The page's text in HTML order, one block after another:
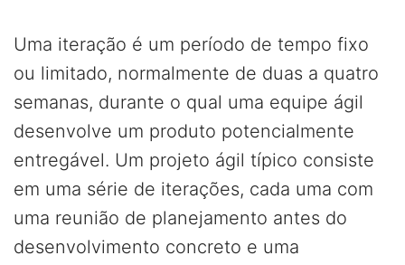
Uma iteração é um período de tempo fixo
ou limitado, normalmente de duas a quatro
semanas, durante o qual uma equipe ágil
desenvolve um produto potencialmente
entregável. Um projeto ágil típico consiste
em uma série de iterações, cada uma com
uma reunião de planejamento antes do
desenvolvimento concreto e uma